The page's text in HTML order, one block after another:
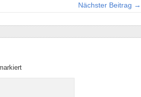
Nächster Beitrag →